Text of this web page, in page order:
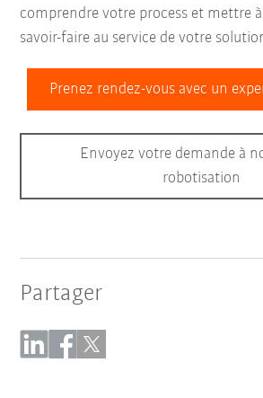
comprendre votre process et mettre
savoir-faire au service de votre
Prenez rendez-vous avec un
Envoyez votre demande à
robotisation
Partager